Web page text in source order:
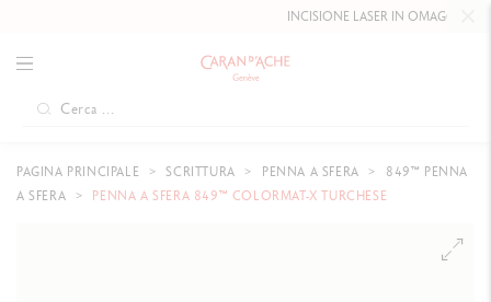
INCISIONE LASER IN OMAGGIO FINO
PAGINA PRINCIPALE SCRITTURA PENNA A SFERA
849™ PENNA
A SFERA
PENNA A SFERA 849™ COLORMAT-X TURCHESE